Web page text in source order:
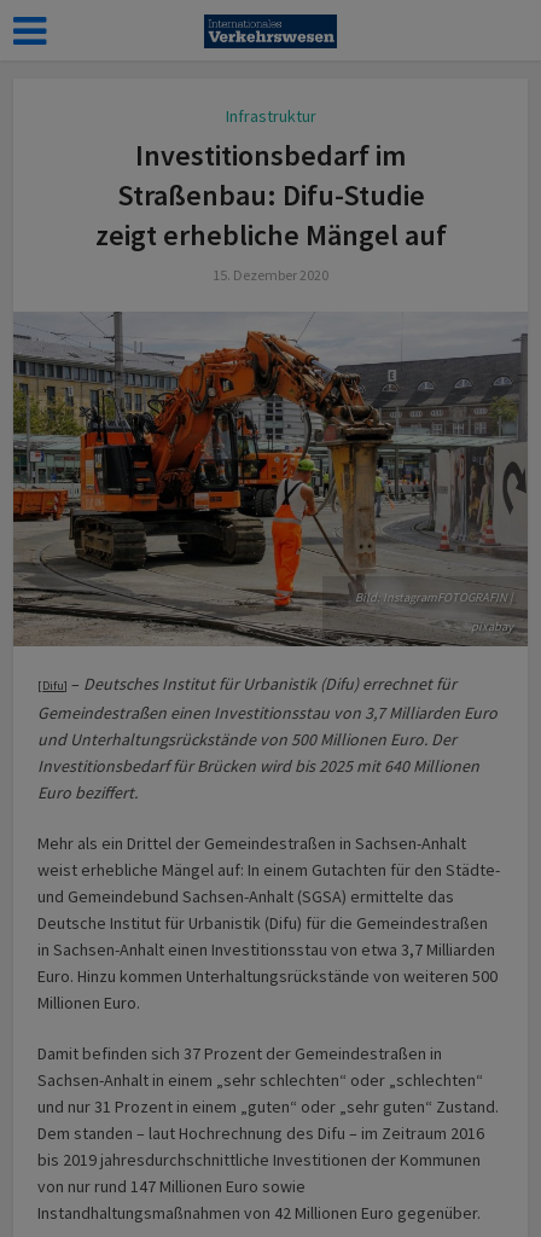
Infrastruktur
Investitionsbedarf im
Straßenbau: Difu-Studie
zeigt erhebliche Mängel auf
15. Dezember 2020
Bild: InstagramFOTOGRAFIN |
pixabay
[Difu] – Deutsches Institut für Urbanistik (Difu) errechnet für
Gemeindestraßen einen Investitionsstau von 3,7 Milliarden Euro
und Unterhaltungsrückstände von 500 Millionen Euro. Der
Investitionsbedarf für Brücken wird bis 2025 mit 640 Millionen
Euro beziffert.
Mehr als ein Drittel der Gemeindestraßen in Sachsen-Anhalt
weist erhebliche Mängel auf: In einem Gutachten für den Städte-
und Gemeindebund Sachsen-Anhalt (SGSA) ermittelte das
Deutsche Institut für Urbanistik (Difu) für die Gemeindestraßen
in Sachsen-Anhalt einen Investitionsstau von etwa 3,7 Milliarden
Euro. Hinzu kommen Unterhaltungsrückstände von weiteren 500
Millionen Euro.
Damit befinden sich 37 Prozent der Gemeindestraßen in
Sachsen-Anhalt in einem „sehr schlechten“ oder „schlechten“
und nur 31 Prozent in einem „guten“ oder „sehr guten“ Zustand.
Dem standen – laut Hochrechnung des Difu – im Zeitraum 2016
bis 2019 jahresdurchschnittliche Investitionen der Kommunen
von nur rund 147 Millionen Euro sowie
Instandhaltungsmaßnahmen von 42 Millionen Euro gegenüber.